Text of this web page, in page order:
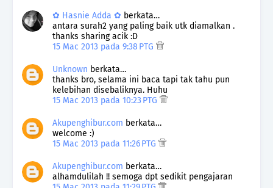
✿ Hasnie Adda ✿ berkata…
antara surah2 yang paling baik utk diamalkan .
thanks sharing acik :D
15 Mac 2013 pada 9:38 PTG
Unknown berkata…
thanks bro, selama ini baca tapi tak tahu pun
kelebihan disebaliknya. Huhu
15 Mac 2013 pada 10:23 PTG
Akupenghibur.com berkata…
welcome :)
15 Mac 2013 pada 11:26 PTG
Akupenghibur.com berkata…
alhamdulilah !! semoga dpt sedikit pengajaran